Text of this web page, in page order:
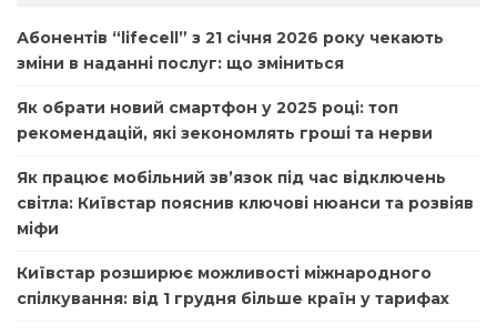
Абонентів “lifecell” з 21 січня 2026 року чекають
зміни в наданні послуг: що зміниться
Як обрати новий смартфон у 2025 році: топ
рекомендацій, які зекономлять гроші та нерви
Як працює мобільний зв’язок під час відключень
світла: Київстар пояснив ключові нюанси та розвіяв
міфи
Київстар розширює можливості міжнародного
спілкування: від 1 грудня більше країн у тарифах